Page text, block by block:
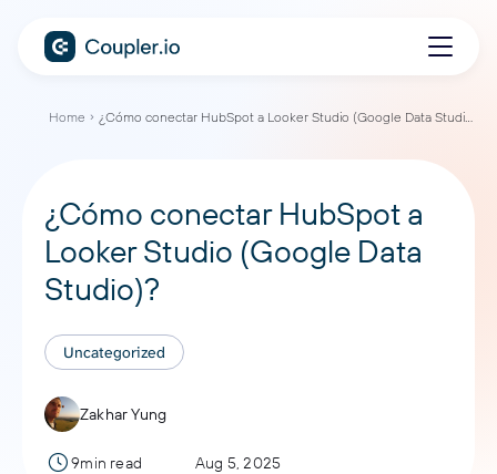
Home ¿Cómo conectar HubSpot a Looker Studio (Google Data Studio)?
¿Cómo conectar HubSpot a
Looker Studio (Google Data
Studio)?
Uncategorized
Zakhar Yung
9min read Aug 5, 2025